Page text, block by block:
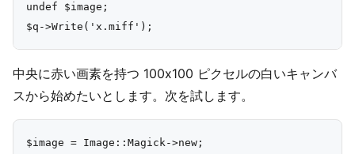
undef $image;
中央に赤い画素を持つ 100x100 ピクセルの白いキャンバ
スから始めたいとします。次を試します。
$image = Image::Magick->new;